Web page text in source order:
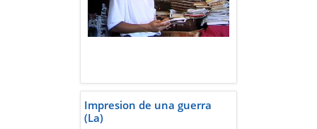
Impresion de una guerra
(La)